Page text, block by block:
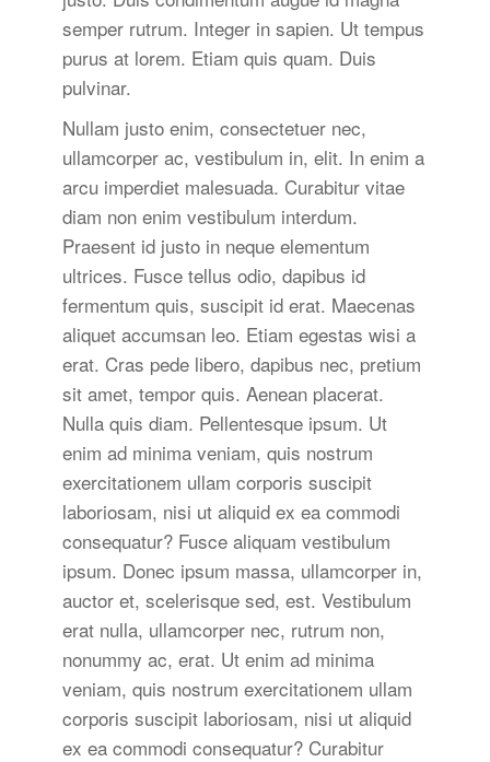
semper rutrum. Integer in sapien. Ut tempus
purus at lorem. Etiam quis quam. Duis
pulvinar.
Nullam justo enim, consectetuer nec,
ullamcorper ac, vestibulum in, elit. In enim a
arcu imperdiet malesuada. Curabitur vitae
diam non enim vestibulum interdum.
Praesent id justo in neque elementum
ultrices. Fusce tellus odio, dapibus id
fermentum quis, suscipit id erat. Maecenas
aliquet accumsan leo. Etiam egestas wisi a
erat. Cras pede libero, dapibus nec, pretium
sit amet, tempor quis. Aenean placerat.
Nulla quis diam. Pellentesque ipsum. Ut
enim ad minima veniam, quis nostrum
exercitationem ullam corporis suscipit
laboriosam, nisi ut aliquid ex ea commodi
consequatur? Fusce aliquam vestibulum
ipsum. Donec ipsum massa, ullamcorper in,
auctor et, scelerisque sed, est. Vestibulum
erat nulla, ullamcorper nec, rutrum non,
nonummy ac, erat. Ut enim ad minima
veniam, quis nostrum exercitationem ullam
corporis suscipit laboriosam, nisi ut aliquid
ex ea commodi consequatur? Curabitur